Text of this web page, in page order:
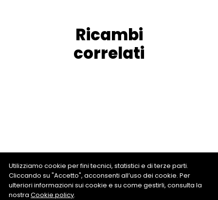
Ricambi
correlati
Utilizziamo cookie per fini tecnici, statistici e di terze parti.
Cliccando su "Accetto", acconsenti all’uso dei cookie. Per
ulteriori informazioni sui cookie e su come gestirli, consulta la
nostra Cookie policy.